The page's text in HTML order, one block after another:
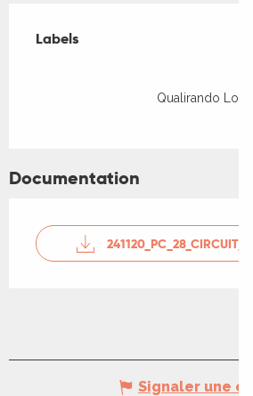
Labels
Labels
Qualirando Lot
Documentation
Signaler une